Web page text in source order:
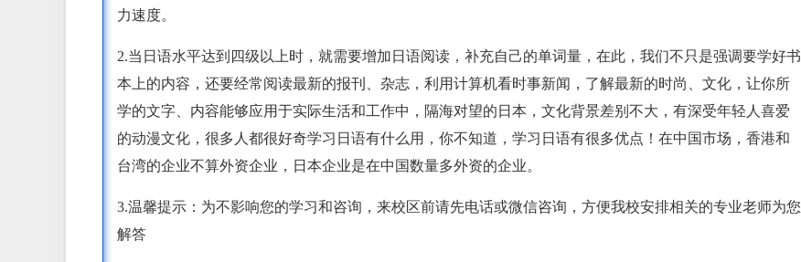
力速度。
2.当日语水平达到四级以上时，就需要增加日语阅读，补充自己的单词量，在此，我们不只是强调要学好书
本上的内容，还要经常阅读最新的报刊、杂志，利用计算机看时事新闻，了解最新的时尚、文化，让你所
学的文字、内容能够应用于实际生活和工作中，隔海对望的日本，文化背景差别不大，有深受年轻人喜爱
的动漫文化，很多人都很好奇学习日语有什么用，你不知道，学习日语有很多优点！在中国市场，香港和
台湾的企业不算外资企业，日本企业是在中国数量多外资的企业。
3.温馨提示：为不影响您的学习和咨询，来校区前请先电话或微信咨询，方便我校安排相关的专业老师为您
解答